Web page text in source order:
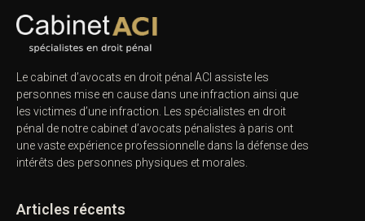
Le cabinet d’avocats en droit pénal ACI assiste les
personnes mise en cause dans une infraction ainsi que
les victimes d’une infraction. Les spécialistes en droit
pénal de notre cabinet d’avocats pénalistes à paris ont
une vaste expérience professionnelle dans la défense des
intérêts des personnes physiques et morales.
Articles récents